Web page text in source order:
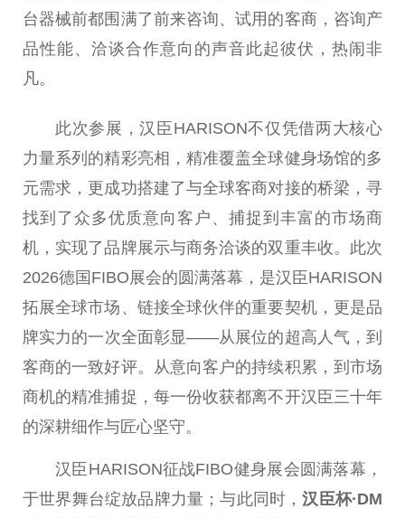
台器械前都围满了前来咨询、试用的客商，咨询产
品性能、洽谈合作意向的声音此起彼伏，热闹非
凡。
此次参展，汉臣HARISON不仅凭借两大核心
力量系列的精彩亮相，精准覆盖全球健身场馆的多
元需求，更成功搭建了与全球客商对接的桥梁，寻
找到了众多优质意向客户、捕捉到丰富的市场商
机，实现了品牌展示与商务洽谈的双重丰收。此次
2026德国FIBO展会的圆满落幕，是汉臣HARISON
拓展全球市场、链接全球伙伴的重要契机，更是品
牌实力的一次全面彰显——从展位的超高人气，到
客商的一致好评。从意向客户的持续积累，到市场
商机的精准捕捉，每一份收获都离不开汉臣三十年
的深耕细作与匠心坚守。
汉臣HARISON征战FIBO健身展会圆满落幕，
于世界舞台绽放品牌力量；与此同时，汉臣杯·DM